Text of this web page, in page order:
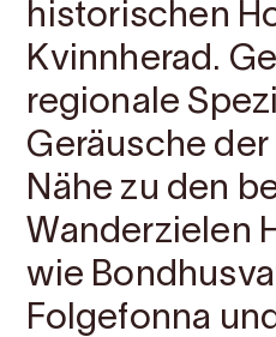
historischen
Kvinnherad.
regionale
Geräusche
Nähe zu den
Wanderzielen
wie
Folgefonna